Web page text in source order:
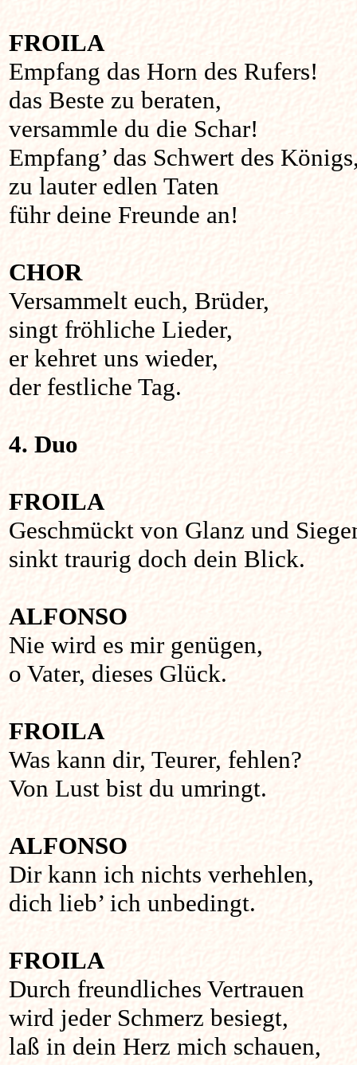
FROILA
Empfang das Horn des Rufers!
das Beste zu beraten,
versammle du die Schar!
Empfang’ das Schwert des
zu lauter edlen Taten
führ deine Freunde an!
CHOR
Versammelt euch, Brüder,
singt fröhliche Lieder,
er kehret uns wieder,
der festliche Tag.
4. Duo
FROILA
Geschmückt von Glanz und
sinkt traurig doch dein Blick.
ALFONSO
Nie wird es mir genügen,
o Vater, dieses Glück.
FROILA
Was kann dir, Teurer, fehlen?
Von Lust bist du umringt.
ALFONSO
Dir kann ich nichts verhehlen,
dich lieb’ ich unbedingt.
FROILA
Durch freundliches Vertrauen
wird jeder Schmerz besiegt,
laß in dein Herz mich schauen,